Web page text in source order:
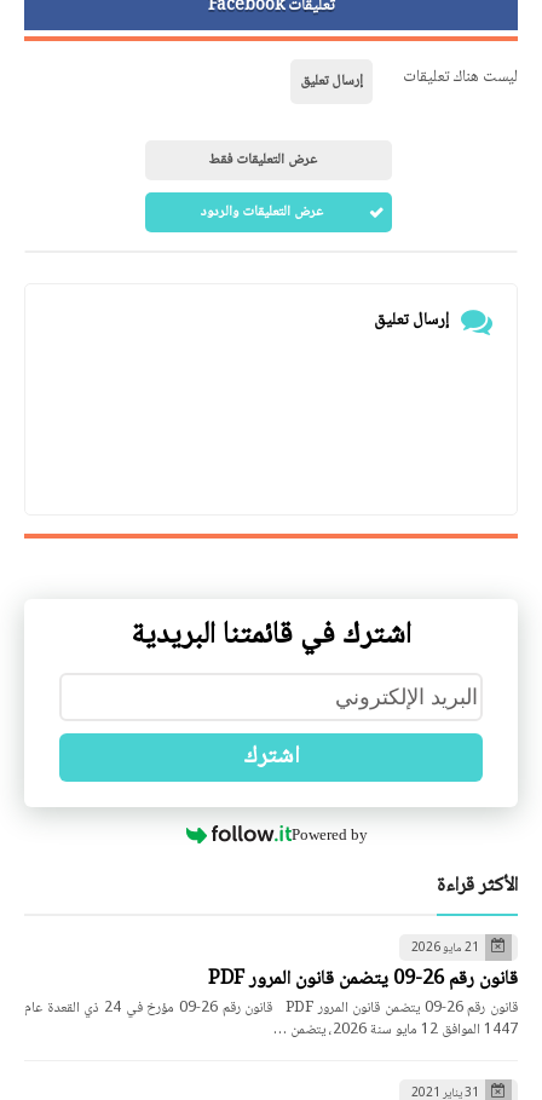
تعليقات Facebook
ليست هناك تعليقات إرسال تعليق
عرض التعليقات فقط
عرض التعليقات والردود
إرسال تعليق
اشترك في قائمتنا البريدية
اشترك
Powered by
الأكثر قراءة
21 مايو 2026
قانون رقم 26-09 يتضمن قانون المرور PDF
قانون رقم 26-09 يتضمن قانون المرور PDF قانون رقم 26-09 مؤرخ في 24 ذي القعدة عام
1447 الموافق 12 مايو سنة 2026، يتضمن …
31 يناير 2021